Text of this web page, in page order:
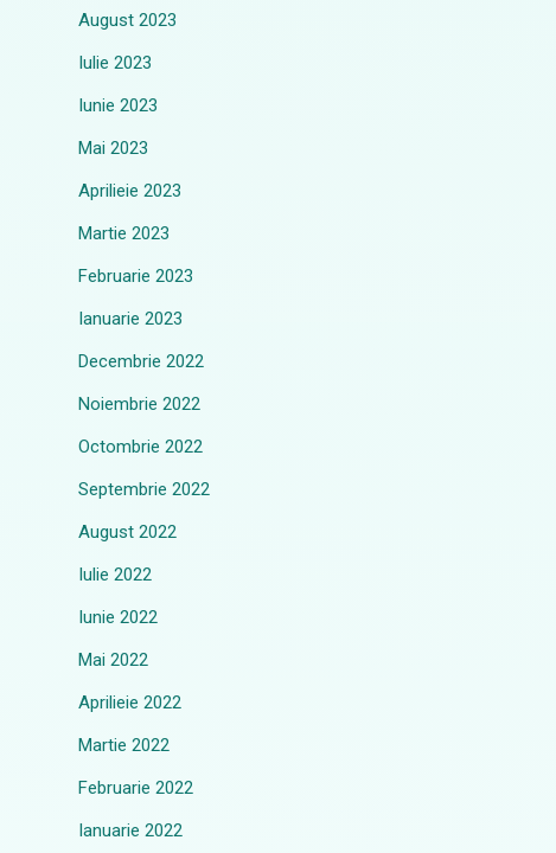
August 2023
Iulie 2023
Iunie 2023
Mai 2023
Aprilieie 2023
Martie 2023
Februarie 2023
Ianuarie 2023
Decembrie 2022
Noiembrie 2022
Octombrie 2022
Septembrie 2022
August 2022
Iulie 2022
Iunie 2022
Mai 2022
Aprilieie 2022
Martie 2022
Februarie 2022
Ianuarie 2022